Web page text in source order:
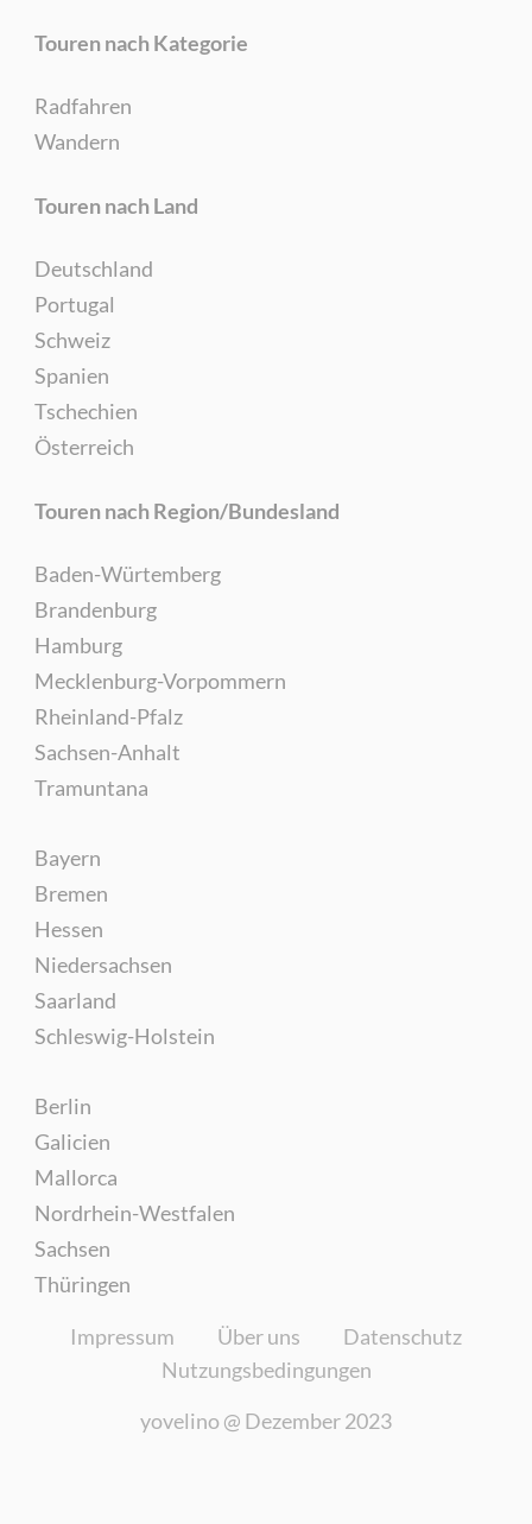
Touren nach Kategorie
Radfahren
Wandern
Touren nach Land
Deutschland
Portugal
Schweiz
Spanien
Tschechien
Österreich
Touren nach Region/Bundesland
Baden-Würtemberg
Brandenburg
Hamburg
Mecklenburg-Vorpommern
Rheinland-Pfalz
Sachsen-Anhalt
Tramuntana
Bayern
Bremen
Hessen
Niedersachsen
Saarland
Schleswig-Holstein
Berlin
Galicien
Mallorca
Nordrhein-Westfalen
Sachsen
Thüringen
Impressum Über uns
Datenschutz
Nutzungsbedingungen
yovelino @ Dezember 2023